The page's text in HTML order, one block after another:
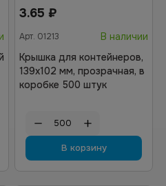
3.65 ₽
Арт. 01213
В наличии
Крышка для контейнеров,
139х102 мм, прозрачная, в
коробке 500 штук
В корзину